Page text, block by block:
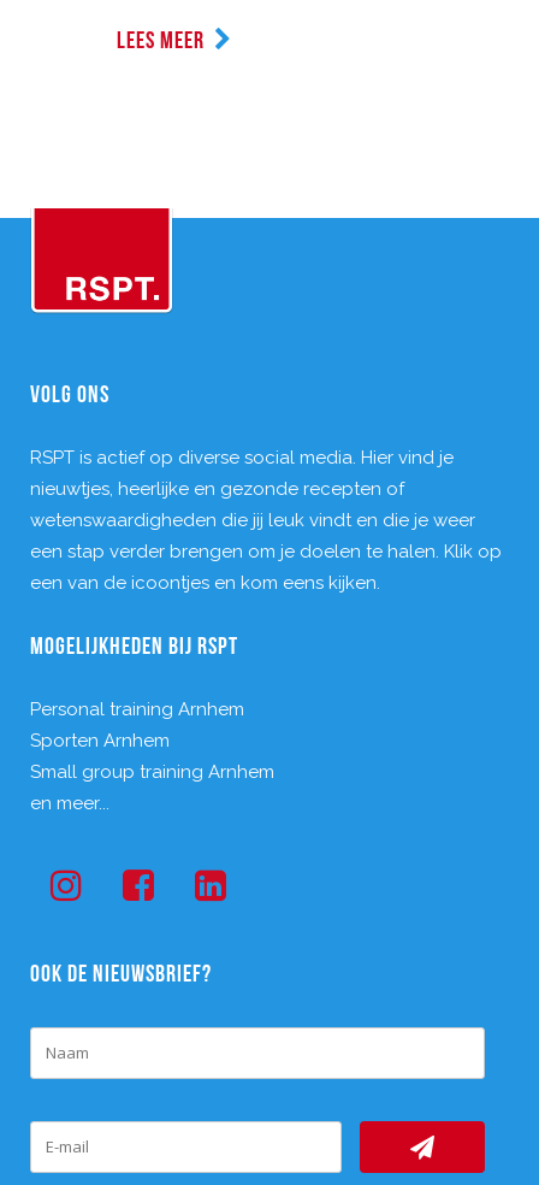
LEES MEER
VOLG ONS
RSPT is actief op diverse social media. Hier vind je
nieuwtjes, heerlijke en gezonde recepten of
wetenswaardigheden die jij leuk vindt en die je weer
een stap verder brengen om je doelen te halen. Klik op
een van de icoontjes en kom eens kijken.
MOGELIJKHEDEN BIJ RSPT
Personal training Arnhem
Sporten Arnhem
Small group training Arnhem
en meer...
OOK DE NIEUWSBRIEF?